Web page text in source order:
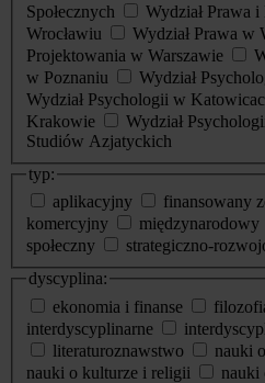
Społecznych
Wydział Prawa
Wrocławiu
Wydział Prawa w
Projektowania w Warszawie
w Poznaniu
Wydział
Wydział Psychologii w
Krakowie
Wydział
Studiów Azjatyckich
typ:
aplikacyjny
finansowany
komercyjny
międzynarodowy
społeczny
strategiczno-
dyscyplina:
ekonomia i finanse
interdyscyplinarne
literaturoznawstwo
nauki
nauki o kulturze i religii
nauki